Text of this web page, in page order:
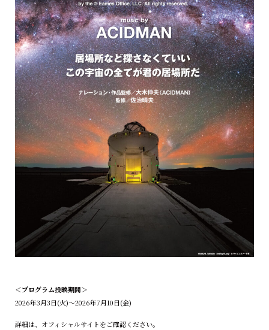
＜プログラム投映期間＞
2026年3月3日(火)～2026年7月10日(金)
詳細は、オフィシャルサイトをご確認ください。